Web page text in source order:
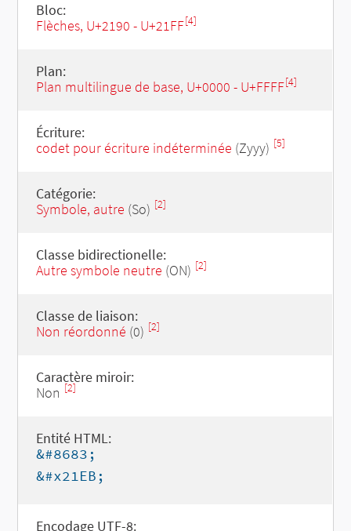
Bloc:
Flèches, U+2190 - U+21FF[4]
Plan:
Plan multilingue de base, U+0000 - U+FFFF[4]
Écriture:
codet pour écriture indéterminée (Zyyy) [5]
Catégorie:
Symbole, autre (So) [2]
Classe bidirectionelle:
Autre symbole neutre (ON) [2]
Classe de liaison:
Non réordonné (0) [2]
Caractère miroir:
Non [2]
Entité HTML:
&#8683;
&#x21EB;
Encodage UTF-8: